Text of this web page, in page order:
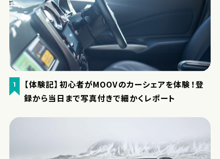
1
【体験記】初心者がMOOVのカーシェアを体験！登
録から当日まで写真付きで細かくレポート